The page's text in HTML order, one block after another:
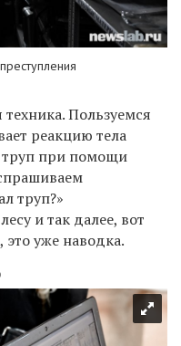
Пользуемся
реакцию тела
труп при помощи
труп?»
и так далее, вот
это уже наводка.